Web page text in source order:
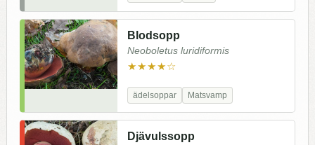
Blodsopp
Neoboletus luridiformis
★★★★☆
ädelsoppar Matsvamp
Djävulssopp